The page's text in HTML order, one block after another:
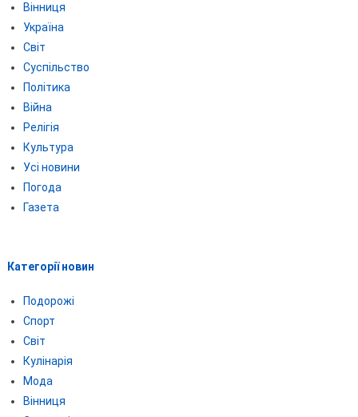
Вінниця
Україна
Світ
Суспільство
Політика
Війна
Релігія
Культура
Усі новини
Погода
Газета
Категорії новин
Подорожі
Спорт
Світ
Кулінарія
Мода
Вінниця